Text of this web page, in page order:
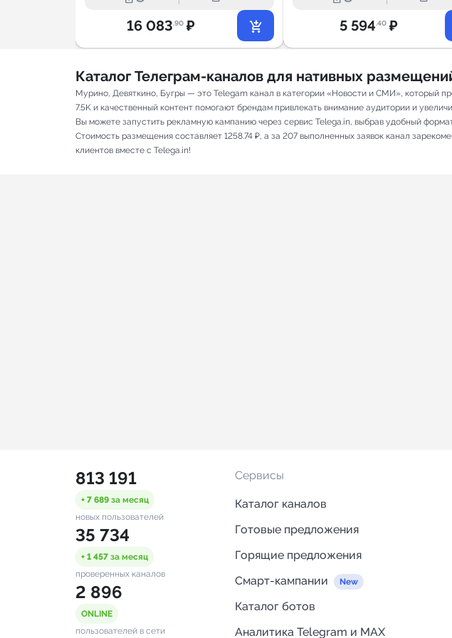
16 083.90 ₽ 5 594.40 ₽
Каталог Телеграм-каналов для нативных
Мурино, Девяткино, Бугры — это Telegam канал в категории «Новости и СМИ», который
7.5K и качественный контент помогают брендам привлекать внимание аудитории и
Вы можете запустить рекламную кампанию через сервис Telega.in, выбрав удобный
Стоимость размещения составляет 1258.74 ₽, а за 207 выполненных заявок канал
клиентов вместе с Telega.in!
813 191
+ 7 689 за месяц
новых пользователей
35 734
+ 1 457 за месяц
проверенных каналов
2 896
ONLINE
пользователей в сети
Сервисы
Каталог каналов
Готовые предложения
Горящие предложения
Смарт-кампании
Каталог ботов
Аналитика Telegram и MAX